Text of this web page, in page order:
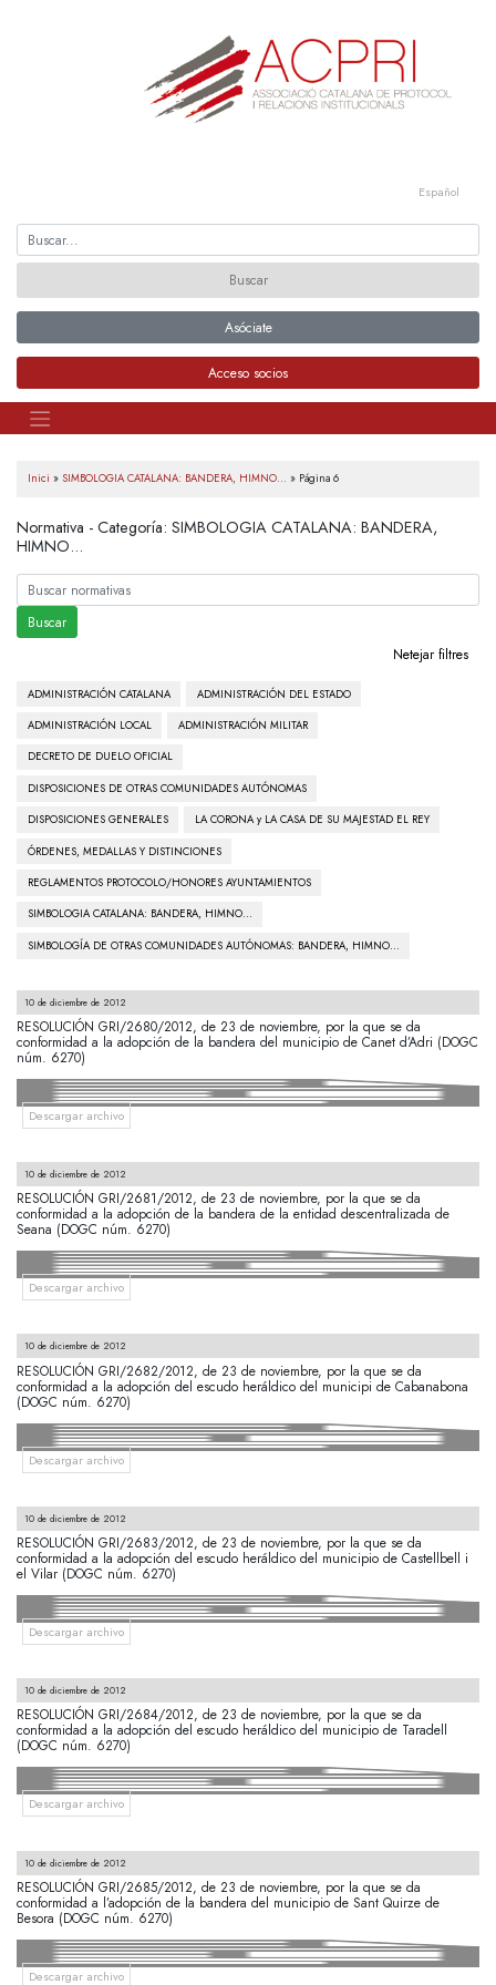
Español
Asóciate
Acceso socios
Inici » SIMBOLOGIA CATALANA: BANDERA, HIMNO... » Página 6
Normativa - Categoría: SIMBOLOGIA CATALANA: BANDERA,
HIMNO...
Netejar filtres
ADMINISTRACIÓN CATALANA ADMINISTRACIÓN DEL ESTADO
ADMINISTRACIÓN LOCAL ADMINISTRACIÓN MILITAR
DECRETO DE DUELO OFICIAL
DISPOSICIONES DE OTRAS COMUNIDADES AUTÓNOMAS
DISPOSICIONES GENERALES LA CORONA y LA CASA DE SU MAJESTAD EL REY
ÓRDENES, MEDALLAS Y DISTINCIONES
REGLAMENTOS PROTOCOLO/HONORES AYUNTAMIENTOS
SIMBOLOGIA CATALANA: BANDERA, HIMNO...
SIMBOLOGÍA DE OTRAS COMUNIDADES AUTÓNOMAS: BANDERA, HIMNO...
10 de diciembre de 2012
RESOLUCIÓN GRI/2680/2012, de 23 de noviembre, por la que se da
conformidad a la adopción de la bandera del municipio de Canet d’Adri (DOGC
núm. 6270)
Descargar archivo
10 de diciembre de 2012
RESOLUCIÓN GRI/2681/2012, de 23 de noviembre, por la que se da
conformidad a la adopción de la bandera de la entidad descentralizada de
Seana (DOGC núm. 6270)
Descargar archivo
10 de diciembre de 2012
RESOLUCIÓN GRI/2682/2012, de 23 de noviembre, por la que se da
conformidad a la adopción del escudo heráldico del municipi de Cabanabona
(DOGC núm. 6270)
Descargar archivo
10 de diciembre de 2012
RESOLUCIÓN GRI/2683/2012, de 23 de noviembre, por la que se da
conformidad a la adopción del escudo heráldico del municipio de Castellbell i
el Vilar (DOGC núm. 6270)
Descargar archivo
10 de diciembre de 2012
RESOLUCIÓN GRI/2684/2012, de 23 de noviembre, por la que se da
conformidad a la adopción del escudo heráldico del municipio de Taradell
(DOGC núm. 6270)
Descargar archivo
10 de diciembre de 2012
RESOLUCIÓN GRI/2685/2012, de 23 de noviembre, por la que se da
conformidad a l’adopción de la bandera del municipio de Sant Quirze de
Besora (DOGC núm. 6270)
Descargar archivo